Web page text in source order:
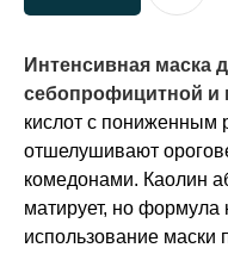
Интенсивная маска
себопрофицитной и
кислот с пониженным
отшелушивают
комедонами. Каолин
матирует, но формула
использование маски